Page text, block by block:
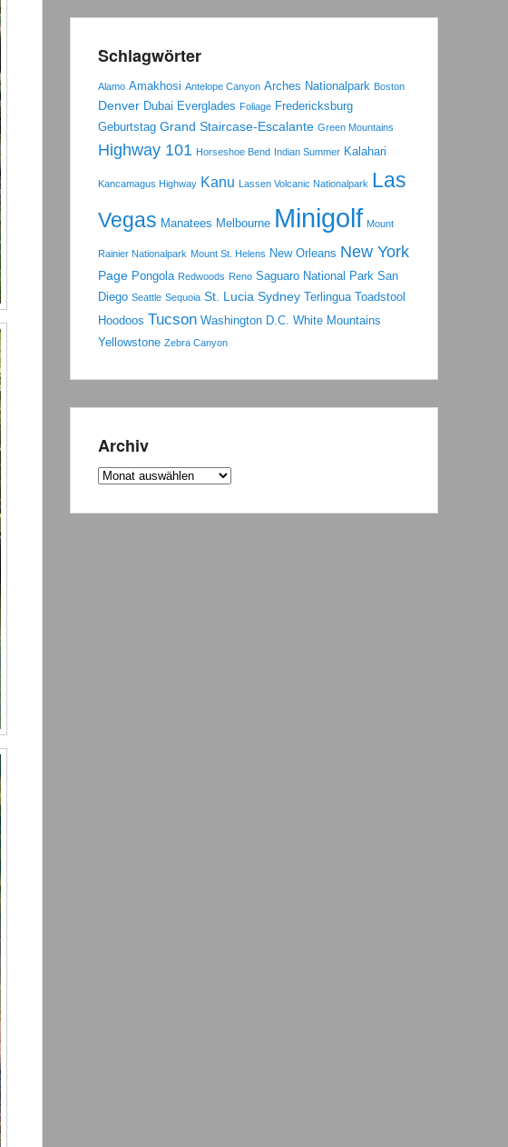
Schlagwörter
Alamo Amakhosi Antelope Canyon Arches Nationalpark Boston
Denver Dubai Everglades Foliage Fredericksburg
Geburtstag Grand Staircase-Escalante Green Mountains
Highway 101 Horseshoe Bend Indian Summer Kalahari
Kancamagus Highway Kanu Lassen Volcanic Nationalpark Las
Vegas Manatees Melbourne Minigolf Mount
Rainier Nationalpark Mount St. Helens New Orleans New York
Page Pongola Redwoods Reno Saguaro National Park San
Diego Seattle Sequoia St. Lucia Sydney Terlingua Toadstool
Hoodoos Tucson Washington D.C. White Mountains
Yellowstone Zebra Canyon
Archiv
Archiv